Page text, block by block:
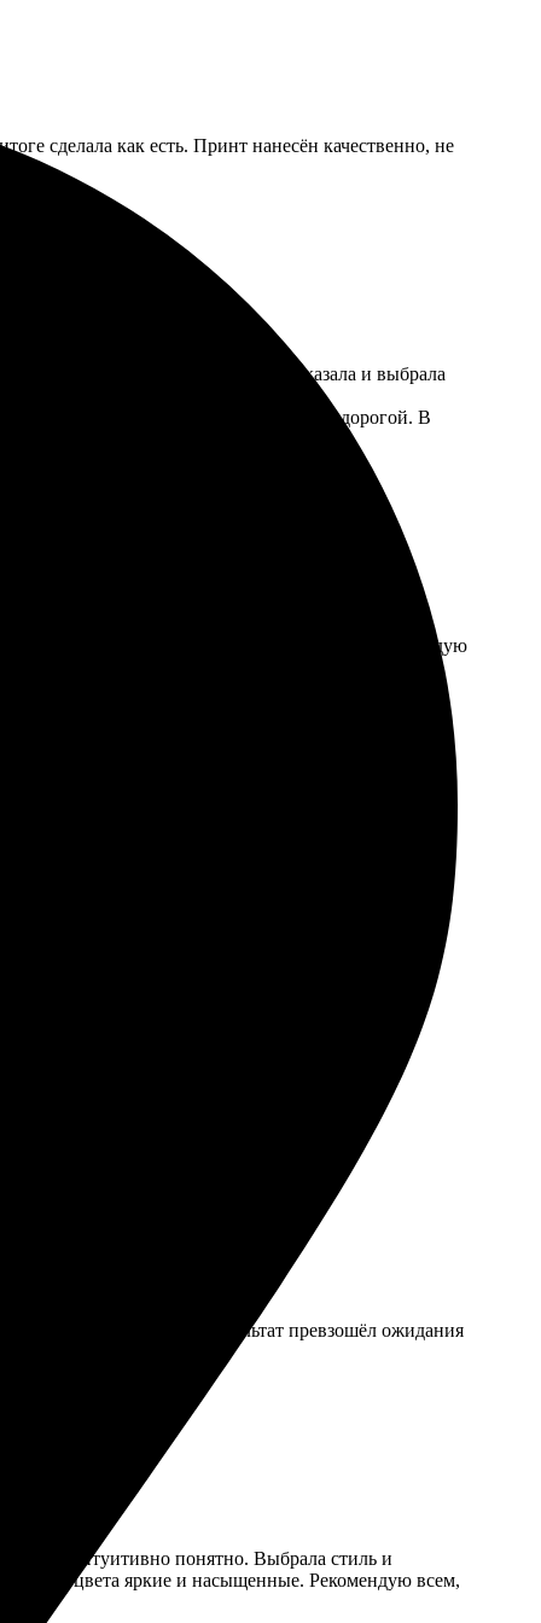
сделала как есть. Принт нанесён качественно, не
но времени ушло куча. Заказала и выбрала
так как доставка оказалась довольно дорогой. В
Качество печати на высоком уровне. Рекомендую
Доступный интерфейс и качественные
Качество выполненной работы порадовало,
всем, кто ценит хорошие фото.
всё объясняли. Результат превзошёл ожидания
всё интуитивно понятно. Выбрала стиль и
цвета яркие и насыщенные. Рекомендую всем,